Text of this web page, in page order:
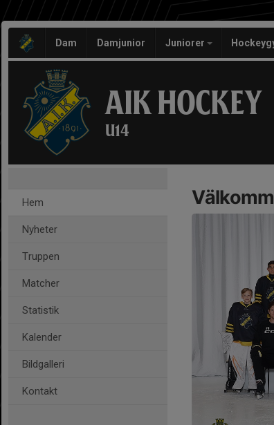
Dam Damjunior Juniorer
AIK HOCKEY
U14
Hem
Nyheter
Truppen
Matcher
Statistik
Kalender
Bildgalleri
Kontakt